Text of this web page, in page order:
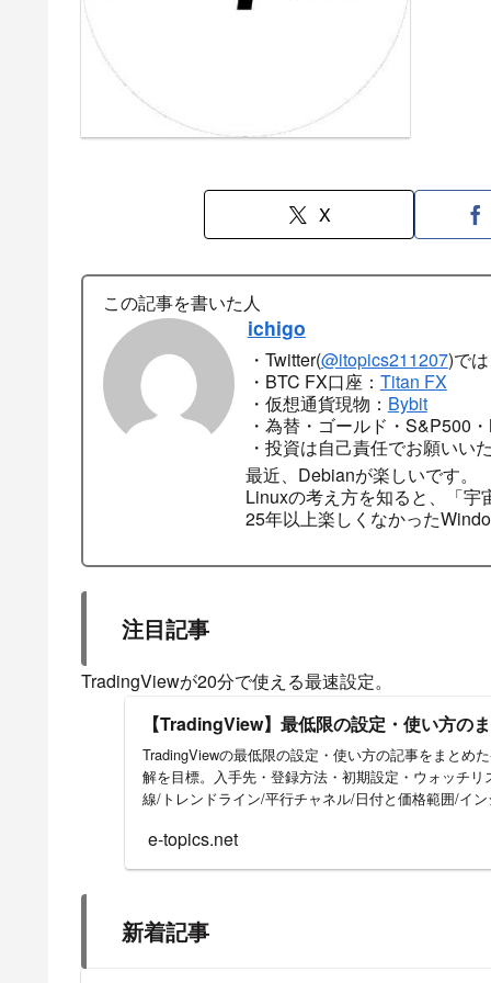
X
この記事を書いた人
ichigo
・Twitter(@itopics211207)で
・BTC FX口座： Titan FX
・仮想通貨現物： Bybit
・為替・ゴールド・S&P500
・投資は自己責任でお願いい
最近、Debianが楽しいです。
Linuxの考え方を知ると、「宇
25年以上楽しくなかった
注目記事
TradingViewが20分で使える最速設定。
【TradingView】最低限の設定・使い方の
TradingViewの最低限の設定・使い方の記事をまとめ
解を目標。入手先・登録方法・初期設定・ウォッチ
線/トレンドライン/平行チャネル/日付と価格範囲/イ
e-topics.net
新着記事